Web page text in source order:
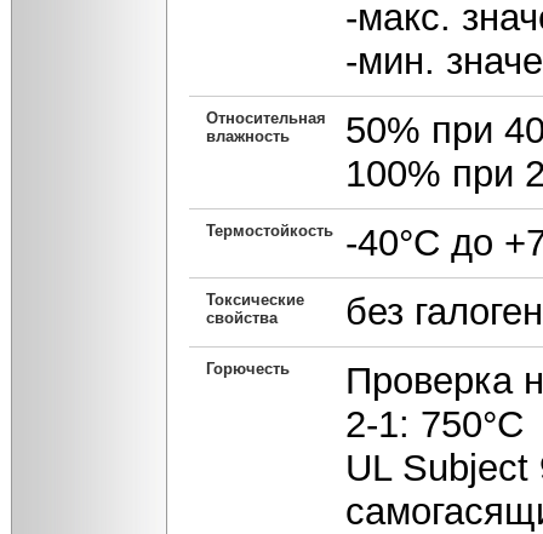
-макс.
-мин.
Относительная
влажность
50% при
100% при
Термостойкость -40°С до
Токсические
свойства
без
Горючесть
Проверка
2-1: 750°С
UL Subject